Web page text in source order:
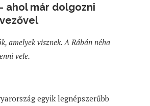
ahol már dolgozni
amelyek visznek. A Rábán néha
vele.
egyik legnépszerűbb